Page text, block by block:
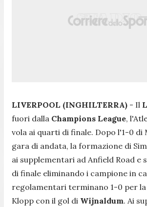
LIVERPOOL (INGHILTERRA) - Il
fuori dalla Champions League,
vola ai quarti di finale. Dopo l'1-0 di
gara di andata, la formazione di
ai supplementari ad Anfield Road e
di finale eliminando i campione in
regolamentari terminano 1-0 per la
Klopp con il gol di Wijnaldum. Ai